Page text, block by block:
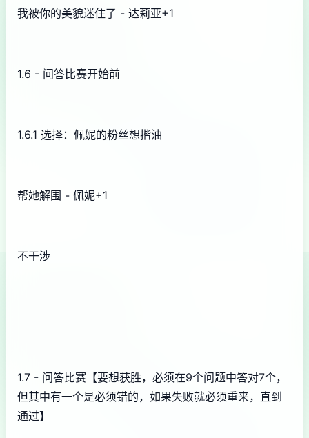
我被你的美貌迷住了 - 达莉亚+1
1.6 - 问答比赛开始前
1.6.1 选择：佩妮的粉丝想揩油
帮她解围 - 佩妮+1
不干涉
1.7 - 问答比赛【要想获胜，必须在9个问题中答对7个，
但其中有一个是必须错的，如果失败就必须重来，直到
通过】